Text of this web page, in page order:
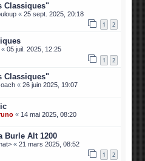
Classiques"
«25 sept. 2025, 20:18
1 2
«05 juil. 2025, 12:25
1 2
Classiques"
«26 juin 2025, 19:07
« 14 mai 2025, 08:20
Burle Alt 1200
«21 mars 2025, 08:52
1 2